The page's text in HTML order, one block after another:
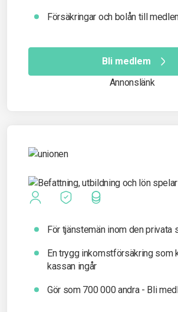
Försäkringar och bolån till
Bli medlem
Annonslänk
För tjänstemän inom den privata
En trygg inkomst­försäkring som
kassan ingår
Gör som 700 000 andra - Bli